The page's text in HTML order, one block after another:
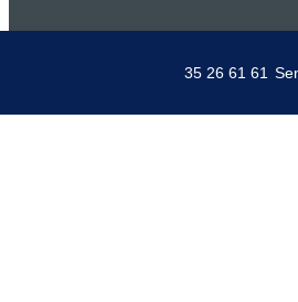
Broernes VVS ApS leverer
35 26 61 61